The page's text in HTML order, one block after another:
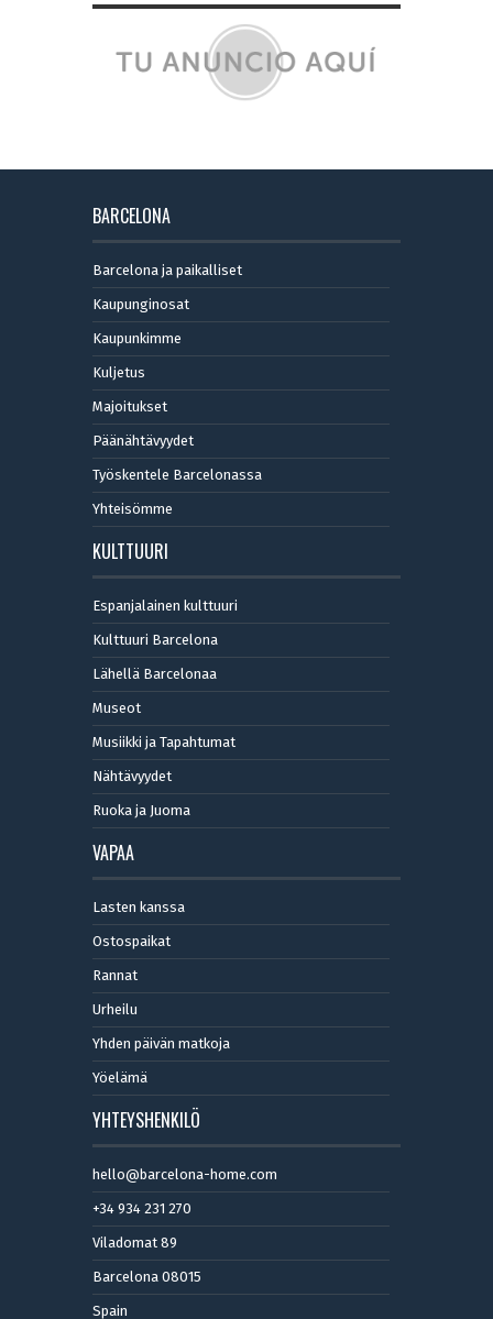
BARCELONA
Barcelona ja paikalliset
Kaupunginosat
Kaupunkimme
Kuljetus
Majoitukset
Päänähtävyydet
Työskentele Barcelonassa
Yhteisömme
KULTTUURI
Espanjalainen kulttuuri
Kulttuuri Barcelona
Lähellä Barcelonaa
Museot
Musiikki ja Tapahtumat
Nähtävyydet
Ruoka ja Juoma
VAPAA
Lasten kanssa
Ostospaikat
Rannat
Urheilu
Yhden päivän matkoja
Yöelämä
YHTEYSHENKILÖ
hello@barcelona-home.com
+34 934 231 270
Viladomat 89
Barcelona 08015
Spain